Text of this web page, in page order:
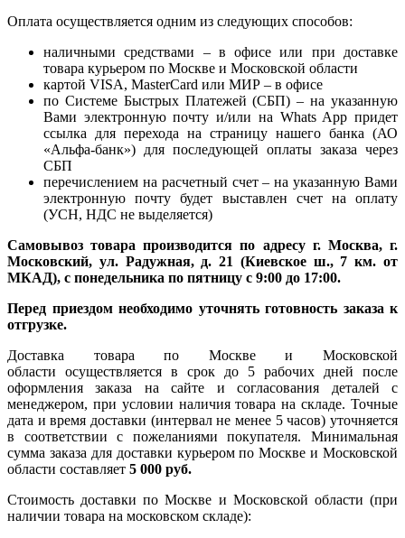
Оплата осуществляется одним из следующих способов:
наличными средствами – в офисе или при доставке
товара курьером по Москве и Московской области
картой VISA, MasterCard или МИР – в офисе
по Системе Быстрых Платежей (СБП) – на указанную
Вами электронную почту и/или на Whats App придет
ссылка для перехода на страницу нашего банка (АО
«Альфа-банк») для последующей оплаты заказа через
СБП
перечислением на расчетный счет – на указанную Вами
электронную почту будет выставлен счет на оплату
(УСН, НДС не выделяется)
Самовывоз товара производится по адресу г. Москва, г.
Московский, ул. Радужная, д. 21 (Киевское ш., 7 км. от
МКАД), с понедельника по пятницу с 9:00 до 17:00.
Перед приездом необходимо уточнять готовность заказа к
отгрузке.
Доставка товара по Москве и Московской
области осуществляется в срок до 5 рабочих дней после
оформления заказа на сайте и согласования деталей с
менеджером, при условии наличия товара на складе. Точные
дата и время доставки (интервал не менее 5 часов) уточняется
в соответствии с пожеланиями покупателя. Минимальная
сумма заказа для доставки курьером по Москве и Московской
области составляет 5 000 руб.
Стоимость доставки по Москве и Московской области (при
наличии товара на московском складе):